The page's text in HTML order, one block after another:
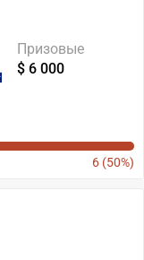
Призовые
$ 6 000
6 (50%)